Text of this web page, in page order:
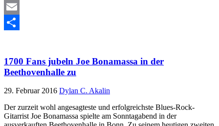
Mastodon
Email
1700 Fans jubeln Joe Bonamassa in der
Beethovenhalle zu
29. Februar 2016 Dylan C. Akalin
Der zurzeit wohl angesagteste und erfolgreichste Blues-Rock-
Gitarrist Joe Bonamassa spielte am Sonntagabend in der